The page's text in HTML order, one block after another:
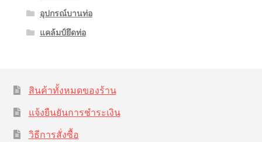
อุปกรณ์บานท่อ
แคล้มป์ยึดท่อ
สินค้าทั้งหมดของร้าน
แจ้งยืนยันการชำระเงิน
วิธีการสั่งซื้อ